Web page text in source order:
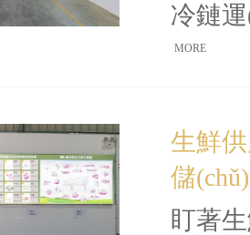
冷鏈
等關
地做
MORE
生鮮
儲
盯著